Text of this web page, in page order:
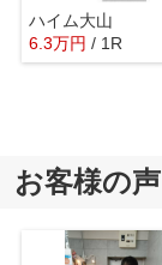
ハイム大山
6.3万円 / 1R
お客様の声